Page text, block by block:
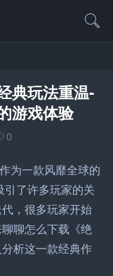
典玩法重温-
游戏体验
0
为一款风靡全球的
了许多玩家的关
，很多玩家开始
聊怎么下载《绝
析这一款经典作